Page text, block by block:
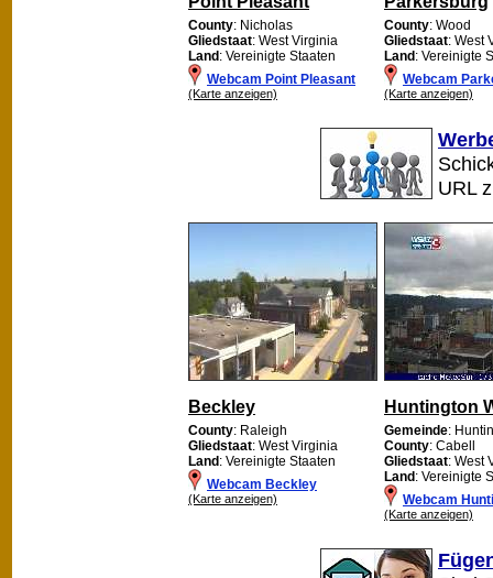
County: Nicholas
Gliedstaat: West Virginia
Land: Vereinigte Staaten
Webcam Point Pleasant
(Karte anzeigen)
County: Wood
Gliedstaat: West
Land: Vereinigte
Webcam
(Karte anzeigen)
URL
Beckley
County: Raleigh
Gliedstaat: West Virginia
Land: Vereinigte Staaten
Webcam Beckley
(Karte anzeigen)
Huntington
Gemeinde:
County: Cabell
Gliedstaat: West
Land: Vereinigte
Webcam
(Karte anzeigen)